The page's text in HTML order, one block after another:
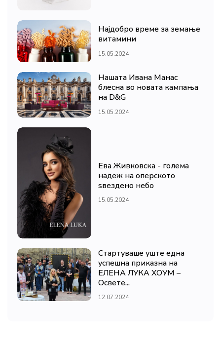
Најдобро време за земање
витамини
15.05.2024
Нашата Ивана Манас
блесна во новата кампања
на D&G
15.05.2024
Ева Живковска - голема
надеж на оперското
ѕвездено небо
15.05.2024
Стартуваше уште една
успешна приказна на
ЕЛЕНА ЛУКА ХОУМ –
Освете...
12.07.2024